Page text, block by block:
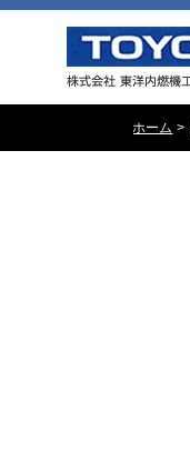
ホーム